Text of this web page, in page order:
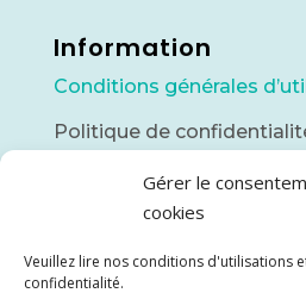
Gérer le
cookies
Veuillez lire nos conditions d'utilisations
confidentialité.
Information
Conditions générales
Politique de
Contact
(418) 748-7142